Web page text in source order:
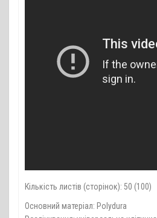
Кількість листів (сторінок): 50 (100)
Основний матеріал: Polydura